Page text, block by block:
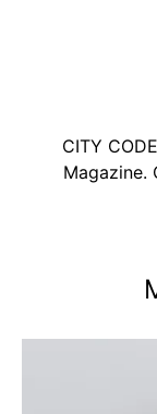
CITY
Magazine.